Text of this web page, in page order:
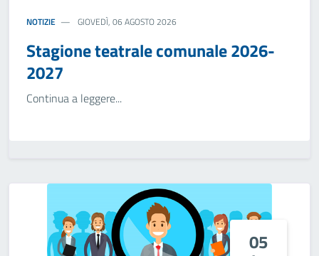
NOTIZIE GIOVEDÌ, 06 AGOSTO 2026
Stagione teatrale comunale 2026-
2027
Continua a leggere...
05